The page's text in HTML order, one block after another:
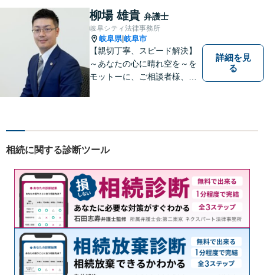
柳場 雄貴 弁護士
岐阜シティ法律事務所
岐阜県|岐阜市
【親切丁寧、スピード解決】
～あなたの心に晴れ空を～を
モットーに、ご相談者様、依
お気軽にご相談下さい。
詳細を見
る
相続に関する診断ツール